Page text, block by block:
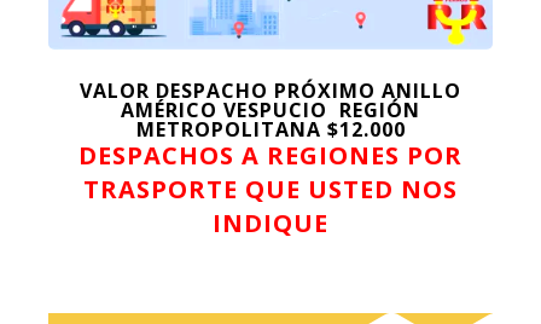
VALOR DESPACHO PRÓXIMO ANILLO
AMÉRICO VESPUCIO REGIÓN
METROPOLITANA $12.000
DESPACHOS A REGIONES POR
TRASPORTE QUE USTED NOS
INDIQUE